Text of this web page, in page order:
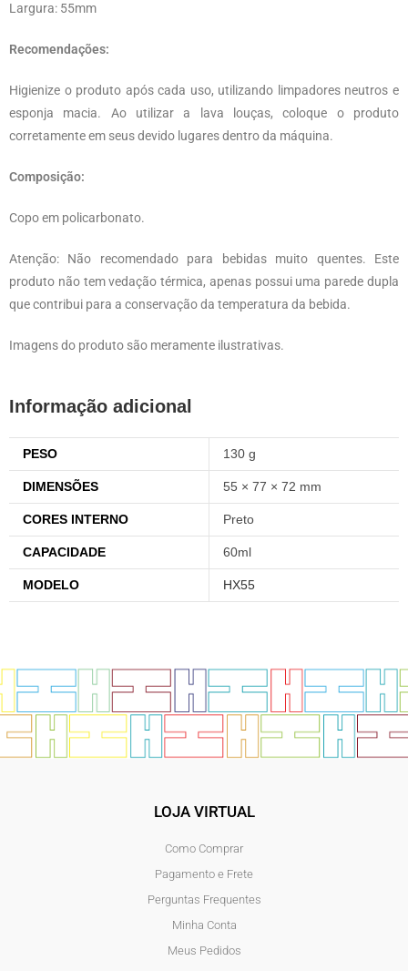
Largura: 55mm
Recomendações:
Higienize o produto após cada uso, utilizando limpadores neutros e
esponja macia. Ao utilizar a lava louças, coloque o produto
corretamente em seus devido lugares dentro da máquina.
Composição:
Copo em policarbonato.
Atenção: Não recomendado para bebidas muito quentes. Este
produto não tem vedação térmica, apenas possui uma parede dupla
que contribui para a conservação da temperatura da bebida.
Imagens do produto são meramente ilustrativas.
Informação adicional
PESO 130 g
DIMENSÕES 55 × 77 × 72 mm
CORES INTERNO Preto
CAPACIDADE 60ml
MODELO HX55
LOJA VIRTUAL
Como Comprar
Pagamento e Frete
Perguntas Frequentes
Minha Conta
Meus Pedidos